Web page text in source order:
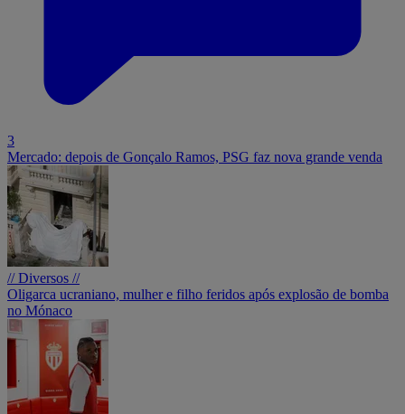
3
Mercado: depois de Gonçalo Ramos, PSG faz nova grande venda
// Diversos //
Oligarca ucraniano, mulher e filho feridos após explosão de bomba
no Mónaco